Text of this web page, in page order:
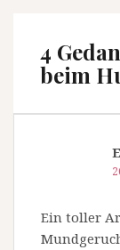
4
beim
Ein toller